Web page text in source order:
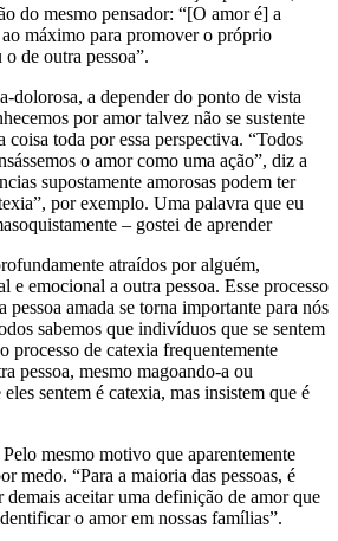
do mesmo pensador: “[O amor é] a
máximo para promover o próprio
de outra pessoa”.
dolorosa, a depender do ponto de vista
por amor talvez não se sustente
coisa toda por essa perspectiva. “Todos
o amor como uma ação”, diz a
supostamente amorosas podem ter
por exemplo. Uma palavra que eu
– gostei de aprender
atraídos por alguém,
e emocional a outra pessoa. Esse processo
pessoa amada se torna importante para nós
sabemos que indivíduos que se sentem
processo de catexia frequentemente
pessoa, mesmo magoando-a ou
sentem é catexia, mas insistem que é
mesmo motivo que aparentemente
medo. “Para a maioria das pessoas, é
demais aceitar uma definição de amor que
o amor em nossas famílias”.